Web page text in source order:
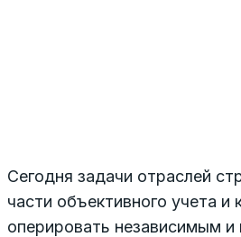
Сегодня задачи отраслей
части объективного учета
оперировать независимым